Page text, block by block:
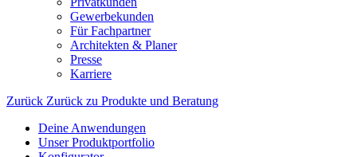
Gewerbekunden
Für Fachpartner
Architekten & Planer
Presse
Karriere
Zurück Zurück zu Produkte und Beratung
Deine Anwendungen
Unser Produktportfolio